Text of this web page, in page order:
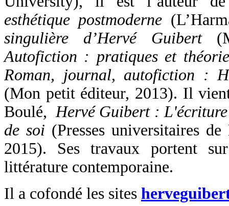
esthétique postmoderne
singulière d’Hervé Guibert
Autofiction : pratiques et
Roman, journal, autofiction :
(Mon petit éditeur, 2013). Il
Boulé,Hervé Guibert :
de soi (Presses universitaires
2015). Ses travaux portent
littérature contemporaine.
Il a cofondé les sites